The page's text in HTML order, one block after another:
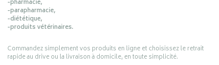
-pharmacie,
-parapharmacie,
-diététique,
-produits vétérinaires.
Commandez simplement vos produits en ligne et choisissez le retrait
rapide au drive ou la livraison à domicile, en toute simplicité.